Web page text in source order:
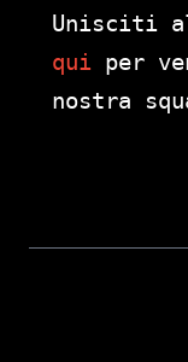
Unisciti
qui per
nostra